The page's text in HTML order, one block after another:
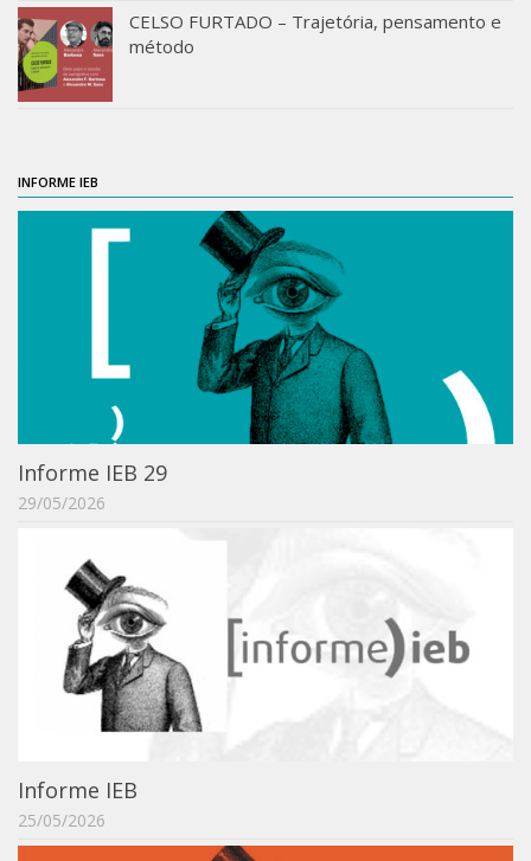
Sobre o LABIEB
Convenios
Eventos
Últimas notícias
Pós-Graduação
Acervo
Publicações
Cadernos do IEB
Estudos Brasileiros
Guia do IEB
Informe IEB
Livros publicados
MarioScriptor
English
Collection
CELSO FURTADO – Trajetória, pensamento e
método
INFORME IEB
Informe IEB 29
29/05/2026
Informe IEB
25/05/2026